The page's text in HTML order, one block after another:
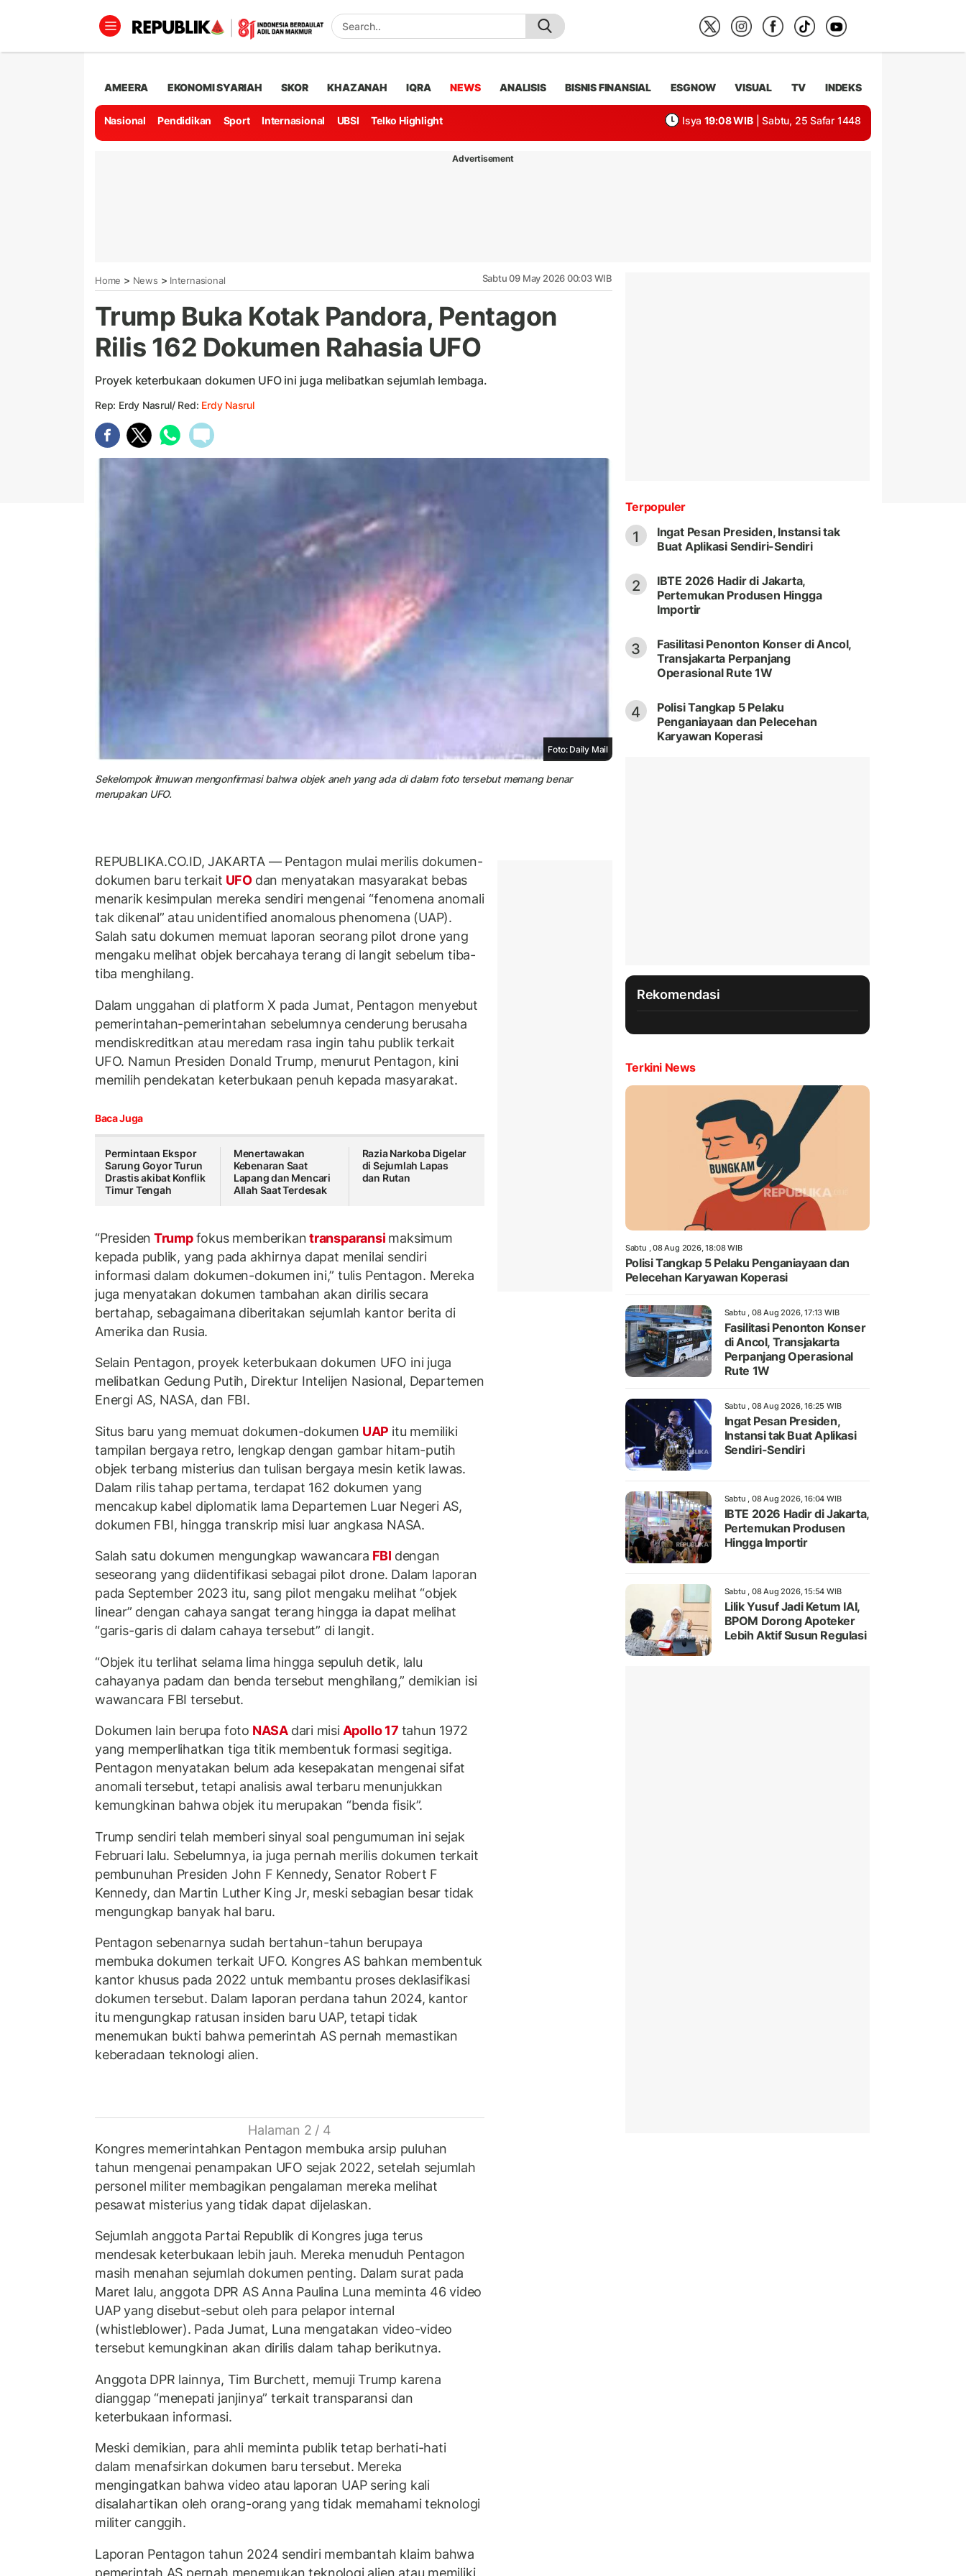
AMEERA EKONOMI SYARIAH SKOR KHAZANAH IQRA NEWS ANALISIS BISNIS FINANSIAL ESGNOW VISUAL TV INDEKS
Nasional Pendidikan Sport Internasional UBSI Telko Highlight Isya 19:08 WIB | Sabtu, 25 Safar 1448
Advertisement
Home > News > Internasional Sabtu 09 May 2026 00:03 WIB
Trump Buka Kotak Pandora, Pentagon
Rilis 162 Dokumen Rahasia UFO
Proyek keterbukaan dokumen UFO ini juga melibatkan sejumlah lembaga.
Rep: Erdy Nasrul/ Red: Erdy Nasrul
Foto: Daily Mail
Sekelompok ilmuwan mengonfirmasi bahwa objek aneh yang ada di dalam foto tersebut memang benar
merupakan UFO.
REPUBLIKA.CO.ID, JAKARTA — Pentagon mulai merilis dokumen-
dokumen baru terkait UFO dan menyatakan masyarakat bebas
menarik kesimpulan mereka sendiri mengenai “fenomena anomali
tak dikenal” atau unidentified anomalous phenomena (UAP).
Salah satu dokumen memuat laporan seorang pilot drone yang
mengaku melihat objek bercahaya terang di langit sebelum tiba-
tiba menghilang.
Dalam unggahan di platform X pada Jumat, Pentagon menyebut
pemerintahan-pemerintahan sebelumnya cenderung berusaha
mendiskreditkan atau meredam rasa ingin tahu publik terkait
UFO. Namun Presiden Donald Trump, menurut Pentagon, kini
memilih pendekatan keterbukaan penuh kepada masyarakat.
Baca Juga
Permintaan Ekspor
Sarung Goyor Turun
Drastis akibat Konflik
Timur Tengah
Menertawakan
Kebenaran Saat
Lapang dan Mencari
Allah Saat Terdesak
Razia Narkoba Digelar
di Sejumlah Lapas
dan Rutan
“Presiden Trumpfokus memberikantransparansi maksimum
kepada publik, yang pada akhirnya dapat menilai sendiri
informasi dalam dokumen-dokumen ini,” tulis Pentagon. Mereka
juga menyatakan dokumen tambahan akan dirilis secara
bertahap, sebagaimana diberitakan sejumlah kantor berita di
Amerika dan Rusia.
Selain Pentagon, proyek keterbukaan dokumen UFO ini juga
melibatkan Gedung Putih, Direktur Intelijen Nasional, Departemen
Energi AS, NASA, dan FBI.
Situs baru yang memuat dokumen-dokumen UAP itu memiliki
tampilan bergaya retro, lengkap dengan gambar hitam-putih
objek terbang misterius dan tulisan bergaya mesin ketik lawas.
Dalam rilis tahap pertama, terdapat 162 dokumen yang
mencakup kabel diplomatik lama Departemen Luar Negeri AS,
dokumen FBI, hingga transkrip misi luar angkasa NASA.
Salah satu dokumen mengungkap wawancara FBI dengan
seseorang yang diidentifikasi sebagai pilot drone. Dalam laporan
pada September 2023 itu, sang pilot mengaku melihat “objek
linear” dengan cahaya sangat terang hingga ia dapat melihat
“garis-garis di dalam cahaya tersebut” di langit.
“Objek itu terlihat selama lima hingga sepuluh detik, lalu
cahayanya padam dan benda tersebut menghilang,” demikian isi
wawancara FBI tersebut.
Dokumen lain berupa foto NASA dari misiApollo 17 tahun 1972
yang memperlihatkan tiga titik membentuk formasi segitiga.
Pentagon menyatakan belum ada kesepakatan mengenai sifat
anomali tersebut, tetapi analisis awal terbaru menunjukkan
kemungkinan bahwa objek itu merupakan “benda fisik”.
Trump sendiri telah memberi sinyal soal pengumuman ini sejak
Februari lalu. Sebelumnya, ia juga pernah merilis dokumen terkait
pembunuhan Presiden John F Kennedy, Senator Robert F
Kennedy, dan Martin Luther King Jr, meski sebagian besar tidak
mengungkap banyak hal baru.
Pentagon sebenarnya sudah bertahun-tahun berupaya
membuka dokumen terkait UFO. Kongres AS bahkan membentuk
kantor khusus pada 2022 untuk membantu proses deklasifikasi
dokumen tersebut. Dalam laporan perdana tahun 2024, kantor
itu mengungkap ratusan insiden baru UAP, tetapi tidak
menemukan bukti bahwa pemerintah AS pernah memastikan
keberadaan teknologi alien.
Halaman 2 / 4
Kongres memerintahkan Pentagon membuka arsip puluhan
tahun mengenai penampakan UFO sejak 2022, setelah sejumlah
personel militer membagikan pengalaman mereka melihat
pesawat misterius yang tidak dapat dijelaskan.
Sejumlah anggota Partai Republik di Kongres juga terus
mendesak keterbukaan lebih jauh. Mereka menuduh Pentagon
masih menahan sejumlah dokumen penting. Dalam surat pada
Maret lalu, anggota DPR AS Anna Paulina Luna meminta 46 video
UAP yang disebut-sebut oleh para pelapor internal
(whistleblower). Pada Jumat, Luna mengatakan video-video
tersebut kemungkinan akan dirilis dalam tahap berikutnya.
Anggota DPR lainnya, Tim Burchett, memuji Trump karena
dianggap “menepati janjinya” terkait transparansi dan
keterbukaan informasi.
Meski demikian, para ahli meminta publik tetap berhati-hati
dalam menafsirkan dokumen baru tersebut. Mereka
mengingatkan bahwa video atau laporan UAP sering kali
disalahartikan oleh orang-orang yang tidak memahami teknologi
militer canggih.
Laporan Pentagon tahun 2024 sendiri membantah klaim bahwa
pemerintah AS pernah menemukan teknologi alien atau memiliki
Terpopuler
1
Ingat Pesan Presiden, Instansi tak
Buat Aplikasi Sendiri-Sendiri
2
IBTE 2026 Hadir di Jakarta,
Pertemukan Produsen Hingga
Importir
3
Fasilitasi Penonton Konser di Ancol,
Transjakarta Perpanjang
Operasional Rute 1W
4
Polisi Tangkap 5 Pelaku
Penganiayaan dan Pelecehan
Karyawan Koperasi
Rekomendasi
Terkini News
Sabtu , 08 Aug 2026, 18:08 WIB
Polisi Tangkap 5 Pelaku Penganiayaan dan
Pelecehan Karyawan Koperasi
Sabtu , 08 Aug 2026, 17:13 WIB
Fasilitasi Penonton Konser
di Ancol, Transjakarta
Perpanjang Operasional
Rute 1W
Sabtu , 08 Aug 2026, 16:25 WIB
Ingat Pesan Presiden,
Instansi tak Buat Aplikasi
Sendiri-Sendiri
Sabtu , 08 Aug 2026, 16:04 WIB
IBTE 2026 Hadir di Jakarta,
Pertemukan Produsen
Hingga Importir
Sabtu , 08 Aug 2026, 15:54 WIB
Lilik Yusuf Jadi Ketum IAI,
BPOM Dorong Apoteker
Lebih Aktif Susun Regulasi